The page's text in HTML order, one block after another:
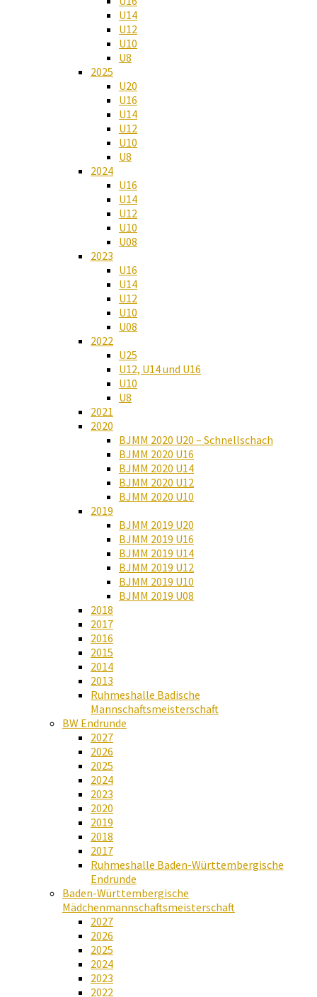
U14
U12
U10
U8
2025
U20
U16
U14
U12
U10
U8
2024
U16
U14
U12
U10
U08
2023
U16
U14
U12
U10
U08
2022
U25
U12, U14 und U16
U10
U8
2021
2020
BJMM 2020 U20 – Schnellschach
BJMM 2020 U16
BJMM 2020 U14
BJMM 2020 U12
BJMM 2020 U10
2019
BJMM 2019 U20
BJMM 2019 U16
BJMM 2019 U14
BJMM 2019 U12
BJMM 2019 U10
BJMM 2019 U08
2018
2017
2016
2015
2014
2013
Ruhmeshalle Badische
Mannschaftsmeisterschaft
BW Endrunde
2027
2026
2025
2024
2023
2020
2019
2018
2017
Ruhmeshalle Baden-Württembergische
Endrunde
Baden-Württembergische
Mädchenmannschaftsmeisterschaft
2027
2026
2025
2024
2023
2022